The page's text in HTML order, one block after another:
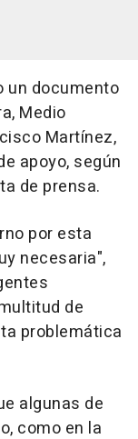
un documento
Medio
Martínez,
apoyo, según
de prensa.
por esta
necesaria",
de
problemática
algunas de
como en la